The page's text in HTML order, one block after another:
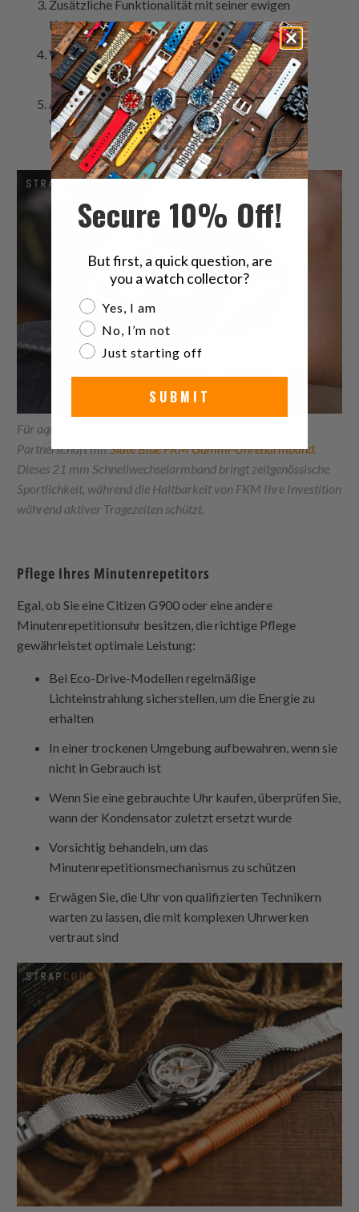
Zusätzliche Funktionalität mit seiner ewigen
Kalenderfunktion
Vielseitigkeit durch Armbandoptionen, die zu
verschiedenen Anlässen passen
Ausgezeichnetes Preis-Leistungs-Verhältnis im
Vergleich zu traditionellen Schweizer
Minutenrepetierern
Für aquatische Abenteuer findet die BL9000 die perfekte
Partnerschaft mitSlate Blue FKM Gummi-Uhrenarmband.
Dieses 21 mm Schnellwechselarmband bringt zeitgenössische
Sportlichkeit, während die Haltbarkeit von FKM Ihre Investition
während aktiver Tragezeiten schützt.
Pflege Ihres Minutenrepetitors
Egal, ob Sie eine Citizen G900 oder eine andere
Minutenrepetitionsuhr besitzen, die richtige Pflege
gewährleistet optimale Leistung:
Bei Eco-Drive-Modellen regelmäßige
Lichteinstrahlung sicherstellen, um die Energie zu
erhalten
In einer trockenen Umgebung aufbewahren, wenn sie
nicht in Gebrauch ist
Wenn Sie eine gebrauchte Uhr kaufen, überprüfen Sie,
wann der Kondensator zuletzt ersetzt wurde
Vorsichtig behandeln, um das
Minutenrepetitionsmechanismus zu schützen
Erwägen Sie, die Uhr von qualifizierten Technikern
warten zu lassen, die mit komplexen Uhrwerken
vertraut sind
Secure 10% Off!
But first, a quick question, are
you a watch collector?
Are you a watch collector?
Yes, I am
No, I’m not
Just starting off
SUBMIT